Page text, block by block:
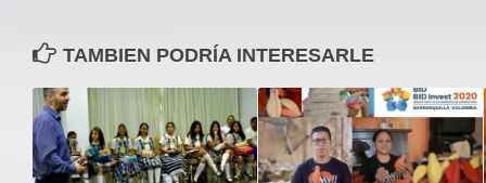
TAMBIEN PODRÍA INTERESARLE